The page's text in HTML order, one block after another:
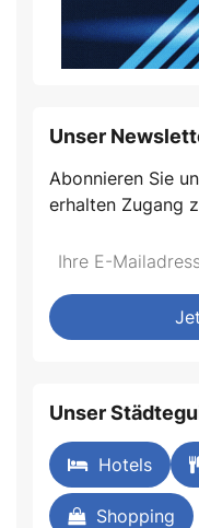
Unser
Abonnieren Sie
erhalten Zugang
Unser
Hotels
Shopping